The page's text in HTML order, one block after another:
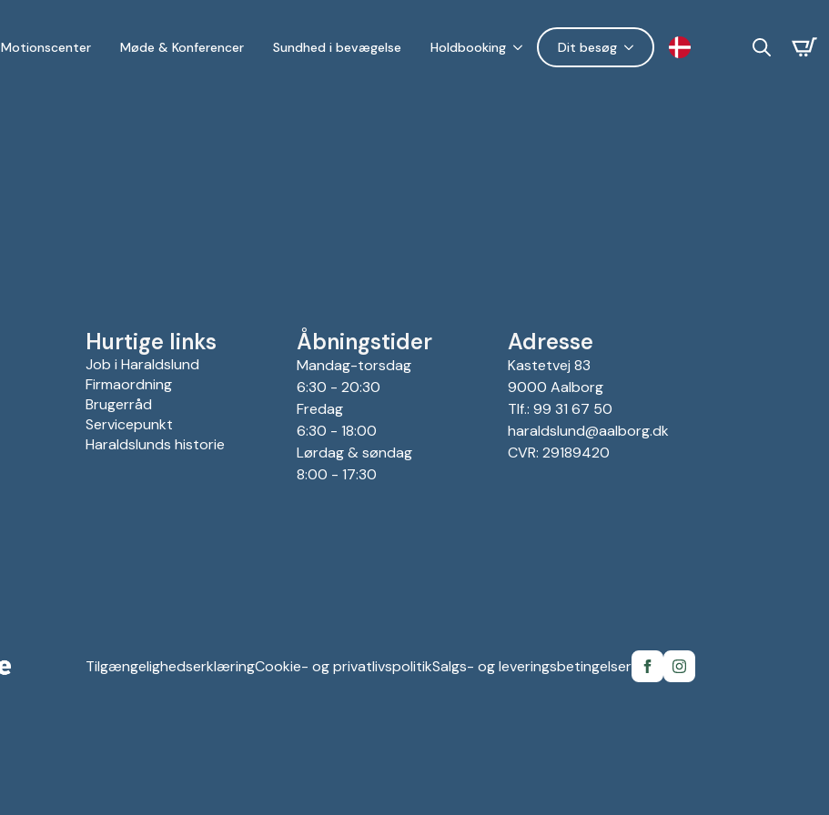
Motionscenter Møde & Konferencer Sundhed i bevægelse Holdbooking Dit besøg
Hurtige links
Job i Haraldslund
Firmaordning
Brugerråd
Servicepunkt
Haraldslunds historie
Åbningstider
Mandag-torsdag
6:30 - 20:30
Fredag
6:30 - 18:00
Lørdag & søndag
8:00 - 17:30
Adresse
Kastetvej 83
9000 Aalborg
Tlf.: 99 31 67 50
haraldslund@aalborg.dk
CVR: 29189420
TilgængelighedserklæringCookie- og privatlivspolitikSalgs- og leveringsbetingelser